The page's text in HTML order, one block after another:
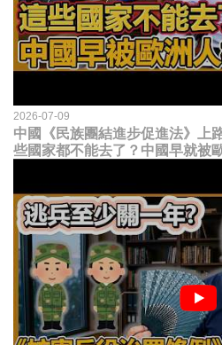
2026-07-09
中國《民族團結進步促進法》上
些國家都不能去了？中國早就被